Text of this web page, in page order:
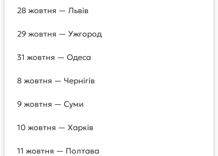
28 жовтня — Львів
29 жовтня — Ужгород
31 жовтня — Одеса
8 жовтня — Чернігів
9 жовтня — Суми
10 жовтня — Харків
11 жовтня — Полтава